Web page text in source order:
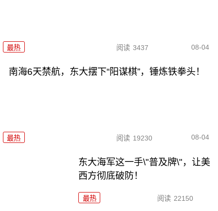
最热 阅读 3437 08-04
南海6天禁航，东大摆下“阳谋棋”，锤炼铁拳头！
最热 阅读 19230 08-04
东大海军这一手\"普及牌\"，让美
西方彻底破防！
最热 阅读 22150